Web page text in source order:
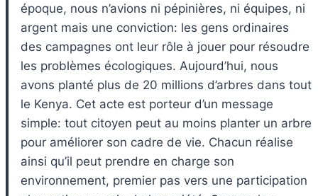
époque, nous n’avions ni pépinières, ni équipes, ni
argent mais une conviction: les gens ordinaires
des campagnes ont leur rôle à jouer pour résoudre
les problèmes écologiques. Aujourd’hui, nous
avons planté plus de 20 millions d’arbres dans tout
le Kenya. Cet acte est porteur d’un message
simple: tout citoyen peut au moins planter un arbre
pour améliorer son cadre de vie. Chacun réalise
ainsi qu’il peut prendre en charge son
environnement, premier pas vers une participation